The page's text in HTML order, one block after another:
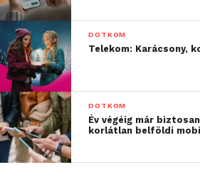
DOTKOM
Telekom: Karácsony,
DOTKOM
Év végéig már
korlátlan belföldi